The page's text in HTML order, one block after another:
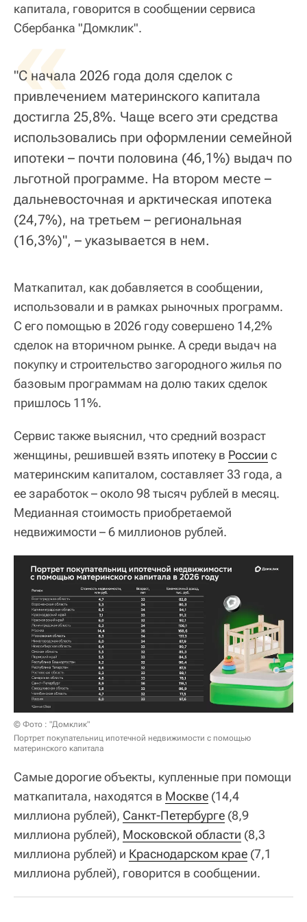
капитала, говорится в сообщении сервиса
Сбербанка "Домклик".
«
"С начала 2026 года доля сделок с
привлечением материнского капитала
достигла 25,8%. Чаще всего эти средства
использовались при оформлении семейной
ипотеки – почти половина (46,1%) выдач по
льготной программе. На втором месте –
дальневосточная и арктическая ипотека
(24,7%), на третьем – региональная
(16,3%)", – указывается в нем.
Маткапитал, как добавляется в сообщении,
использовали и в рамках рыночных программ.
С его помощью в 2026 году совершено 14,2%
сделок на вторичном рынке. А среди выдач на
покупку и строительство загородного жилья по
базовым программам на долю таких сделок
пришлось 11%.
Сервис также выяснил, что средний возраст
женщины, решившей взять ипотеку в России с
материнским капиталом, составляет 33 года, а
ее заработок – около 98 тысяч рублей в месяц.
Медианная стоимость приобретаемой
недвижимости – 6 миллионов рублей.
© Фото : "Домклик"
Портрет покупательниц ипотечной недвижимости с помощью
материнского капитала
Самые дорогие объекты, купленные при помощи
маткапитала, находятся в Москве (14,4
миллиона рублей), Санкт-Петербурге (8,9
миллиона рублей), Московской области (8,3
миллиона рублей) и Краснодарском крае (7,1
миллиона рублей), говорится в сообщении.